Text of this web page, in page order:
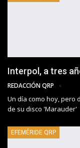
Interpol, a tres
REDACCIÓN QRP
Un día como hoy, pero
de su disco 'Marauder'
EFEMÉRIDE QRP